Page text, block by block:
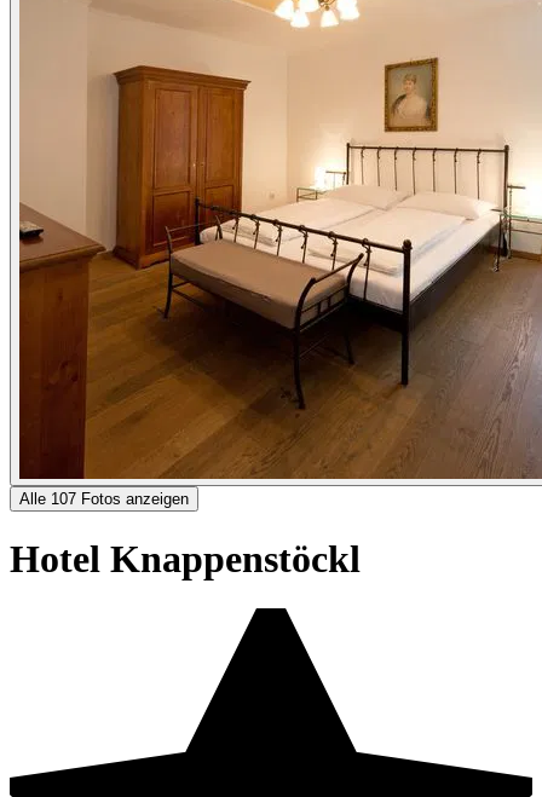
Alle 107 Fotos anzeigen
Hotel Knappenstöckl